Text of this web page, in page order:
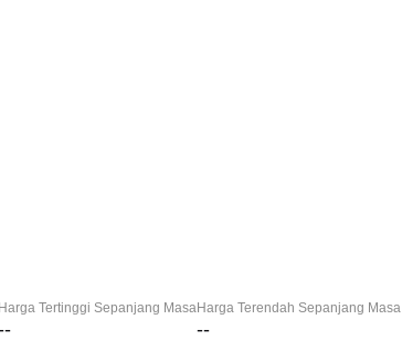
Harga Tertinggi Sepanjang MasaHarga Terendah Sepanjang Masa
--